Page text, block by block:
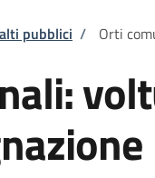
pubblici / Orti